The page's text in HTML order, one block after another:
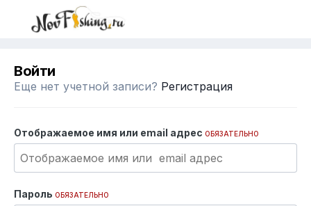
Войти
Еще нет учетной записи? Регистрация
Отображаемое имя или email адрес ОБЯЗАТЕЛЬНО
Пароль ОБЯЗАТЕЛЬНО